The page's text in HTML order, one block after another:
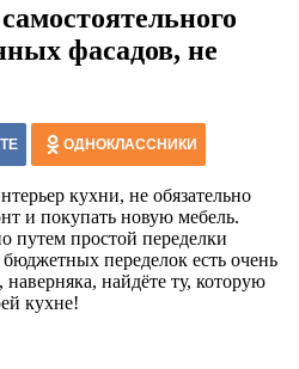
фасадов, не
ОДНОКЛАССНИКИ
кухни, не обязательно
и покупать новую мебель.
путем простой переделки
переделок есть очень
найдёте ту, которую
кухне!